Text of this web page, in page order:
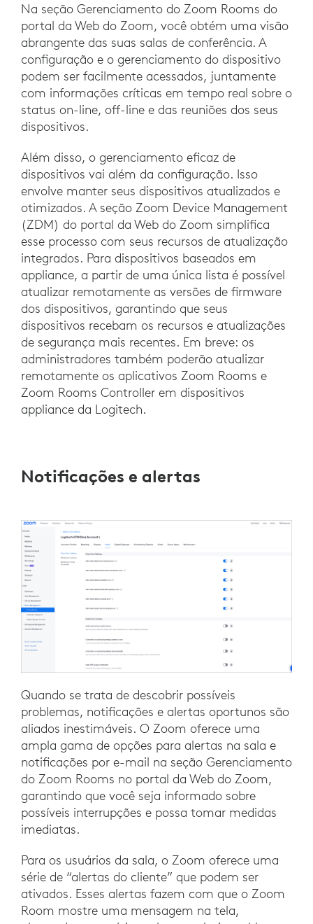
Na seção Gerenciamento do Zoom Rooms do
portal da Web do Zoom, você obtém uma visão
abrangente das suas salas de conferência. A
configuração e o gerenciamento do dispositivo
podem ser facilmente acessados, juntamente
com informações críticas em tempo real sobre o
status on-line, off-line e das reuniões dos seus
dispositivos.
Além disso, o gerenciamento eficaz de
dispositivos vai além da configuração. Isso
envolve manter seus dispositivos atualizados e
otimizados. A seção Zoom Device Management
(ZDM) do portal da Web do Zoom simplifica
esse processo com seus recursos de atualização
integrados. Para dispositivos baseados em
appliance, a partir de uma única lista é possível
atualizar remotamente as versões de firmware
dos dispositivos, garantindo que seus
dispositivos recebam os recursos e atualizações
de segurança mais recentes. Em breve: os
administradores também poderão atualizar
remotamente os aplicativos Zoom Rooms e
Zoom Rooms Controller em dispositivos
appliance da Logitech.
Notificações e alertas
Quando se trata de descobrir possíveis
problemas, notificações e alertas oportunos são
aliados inestimáveis. O Zoom oferece uma
ampla gama de opções para alertas na sala e
notificações por e-mail na seção Gerenciamento
do Zoom Rooms no portal da Web do Zoom,
garantindo que você seja informado sobre
possíveis interrupções e possa tomar medidas
imediatas.
Para os usuários da sala, o Zoom oferece uma
série de “alertas do cliente” que podem ser
ativados. Esses alertas fazem com que o Zoom
Room mostre uma mensagem na tela,